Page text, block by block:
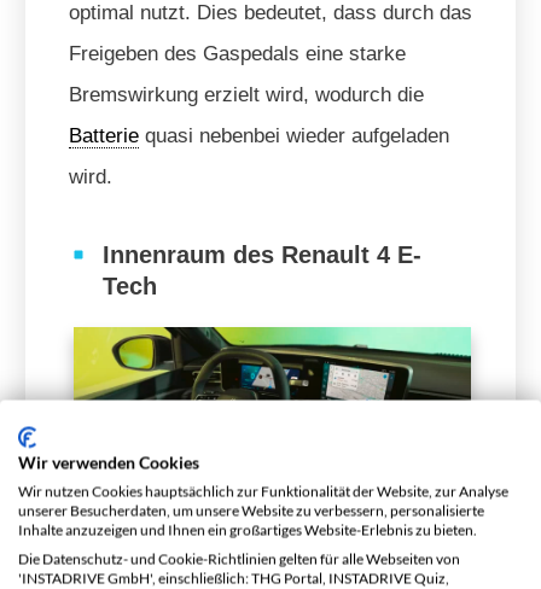
optimal nutzt. Dies bedeutet, dass durch das
Freigeben des Gaspedals eine starke
Bremswirkung erzielt wird, wodurch die
Batterie quasi nebenbei wieder aufgeladen
wird.
Innenraum des Renault 4 E-
Tech
Der Innenraum des Renault 4 E-Tech
Wir verwenden Cookies
Wir nutzen Cookies hauptsächlich zur Funktionalität der Website, zur Analyse
unserer Besucherdaten, um unsere Website zu verbessern, personalisierte
Inhalte anzuzeigen und Ihnen ein großartiges Website-Erlebnis zu bieten.
Die Datenschutz- und Cookie-Richtlinien gelten für alle Webseiten von
'INSTADRIVE GmbH', einschließlich: THG Portal, INSTADRIVE Quiz,